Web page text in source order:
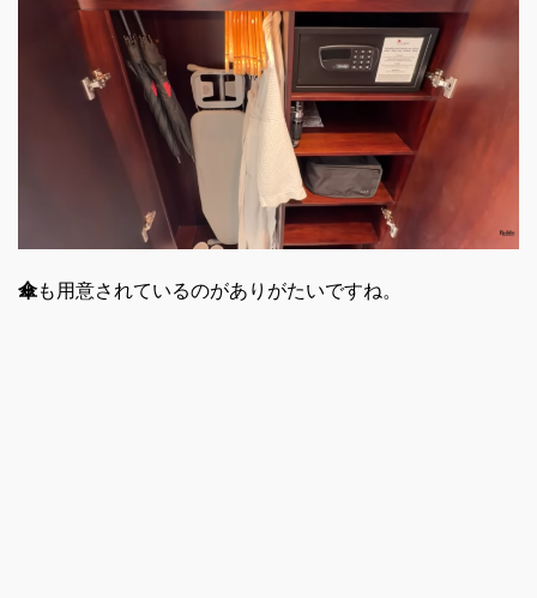
傘も用意されているのがありがたいですね。